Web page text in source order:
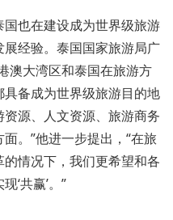
也在建设成为世界级旅游
经验。泰国国家旅游局广
澳大湾区和泰国在旅游方
备成为世界级旅游目的地
源、人文资源、旅游商务
。”他进一步提出，“在旅
情况下，我们更希望和各
‘共赢’。”